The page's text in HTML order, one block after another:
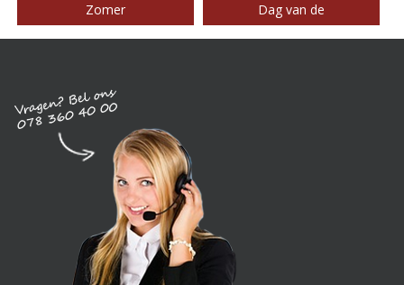
Zomer Dag van de